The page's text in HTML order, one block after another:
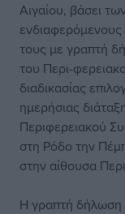
Αιγαίου, βάσει
τους με γραπτή
του Περι-
διαδικασίας
ημερήσιας
Περιφερειακού
στη Ρόδο την
στην αίθουσα
Η γραπτή δήλωση